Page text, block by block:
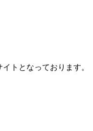
トとなっております。